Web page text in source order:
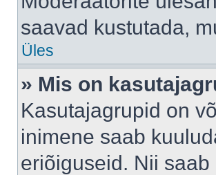
saavad kustutada,
Üles
» Mis on
Kasutajagrupid on
inimene saab
eriõiguseid. Nii